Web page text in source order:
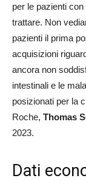
per le pazienti
trattare. Non
pazienti il prima
acquisizioni
ancora non
intestinali e le
posizionati per la
Roche, Thomas
2023.
Dati